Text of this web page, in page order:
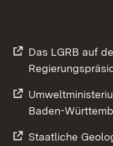
Das LGRB auf
Baden-
Staatliche